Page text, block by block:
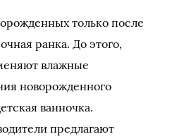
только после
ранка. До этого,
влажные
новорожденного
ванночка.
предлагают